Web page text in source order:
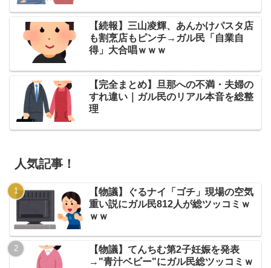
【続報】三山凌輝、あんかけパスタ店
も割烹店もピンチ→ガル民「自業自
得」大合唱ｗｗｗ
【完全まとめ】旦那への不満・夫婦の
すれ違い｜ガル民のリアル本音を総整
理
人気記事！
【物議】ぐるナイ「ゴチ」現場の空気
重い説にガル民812人が総ツッコミｗ
ｗｗ
【物議】てんちむ第2子妊娠を発表
→"青汁ベビー"にガル民総ツッコミｗ